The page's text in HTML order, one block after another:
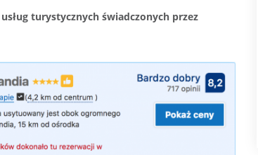
turystycznych świadczonych przez